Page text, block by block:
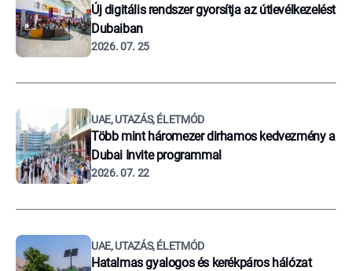
Új digitális rendszer gyorsítja az útlevélkezelést
Dubaiban
2026. 07. 25
UAE, UTAZÁS, ÉLETMÓD
Több mint háromezer dirhamos kedvezmény a
Dubai Invite programmal
2026. 07. 22
UAE, UTAZÁS, ÉLETMÓD
Hatalmas gyalogos és kerékpáros hálózat